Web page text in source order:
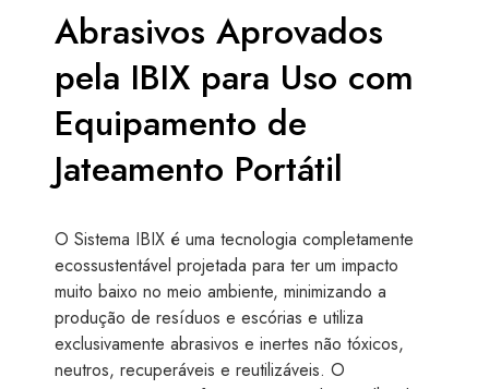
Abrasivos Aprovados
pela IBIX para Uso com
Equipamento de
Jateamento Portátil
O Sistema IBIX é uma tecnologia completamente
ecossustentável projetada para ter um impacto
muito baixo no meio ambiente, minimizando a
produção de resíduos e escórias e utiliza
exclusivamente abrasivos e inertes não tóxicos,
neutros, recuperáveis e reutilizáveis. O